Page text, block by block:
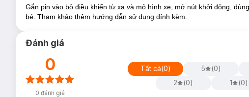
được sản xuất với chất liệu nhựa ABS cao cấp, đạt tiêu chuẩn chất
Mô tả sản phẩm:
nên đảm bảo an toàn sức khỏe cho bé.
- Mô hình mô phỏng chiếc siêu xe Ferrari với những đường nét tinh tế,
Gắn pin vào bộ điều khiển từ xa và mô hình xe, mở nút khởi động,
bé. Tham khảo thêm hướng dẫn sử dụng đính kèm.
Đánh giá
0
0 đánh giá
Tất cả(0) 5 (0)
2
(0) 1 (0)